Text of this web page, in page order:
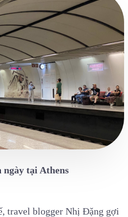
tại Athens
travel blogger Nhị Đặng gợi